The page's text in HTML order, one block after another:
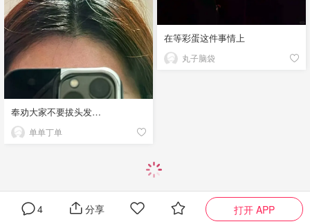
在等彩蛋这件事情上
丸子脑袋
奉劝大家不要拔头发…
单单丁单
4 分享 打开 APP